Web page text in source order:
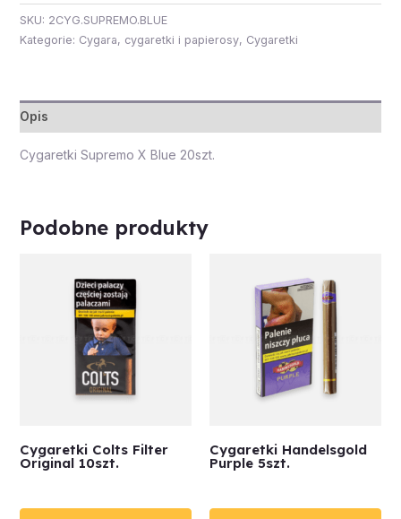
SKU: 2CYG.SUPREMO.BLUE
Kategorie: Cygara, cygaretki i papierosy, Cygaretki
Opis
Cygaretki Supremo X Blue 20szt.
Podobne produkty
Cygaretki Colts Filter
Original 10szt.
Cygaretki Handelsgold
Purple 5szt.